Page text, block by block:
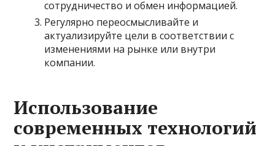
сотрудничество и обмен информацией.
Регулярно переосмысливайте и
актуализируйте цели в соответствии с
изменениями на рынке или внутри
компании.
Использование
современных технологий